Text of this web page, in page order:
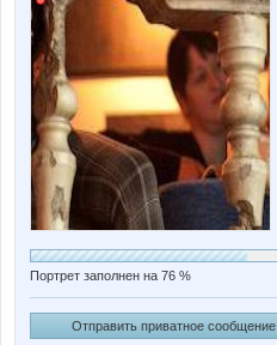
Портрет заполнен на 76 %
Отправить приватное сообщение